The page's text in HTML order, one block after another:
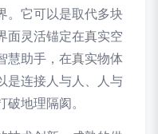
。它可以是取代多块
面灵活锚定在真实空
慧助手，在真实物体
是连接人与人、人与
地理隔阂。